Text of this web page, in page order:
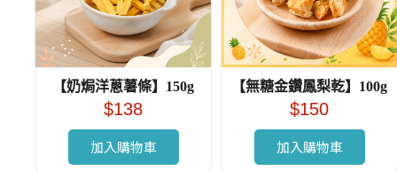
【奶焗洋蔥薯條】150g
$138
加入購物車
【無糖金鑽鳳梨乾】100g
$150
加入購物車